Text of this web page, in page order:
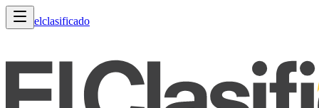
elclasificado